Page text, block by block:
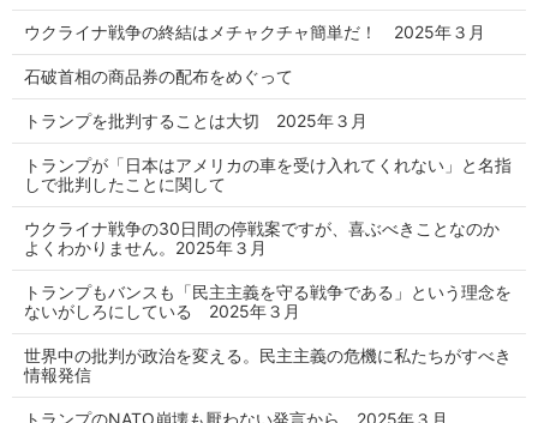
ウクライナ戦争の終結はメチャクチャ簡単だ！ 2025年３月
石破首相の商品券の配布をめぐって
トランプを批判することは大切 2025年３月
トランプが「日本はアメリカの車を受け入れてくれない」と名指
しで批判したことに関して
ウクライナ戦争の30日間の停戦案ですが、喜ぶべきことなのか
よくわかりません。2025年３月
トランプもバンスも「民主主義を守る戦争である」という理念を
ないがしろにしている 2025年３月
世界中の批判が政治を変える。民主主義の危機に私たちがすべき
情報発信